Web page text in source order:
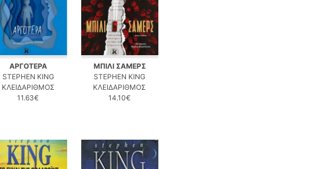
ΑΡΓΟΤΕΡΑ
STEPHEN KING
ΚΛΕΙΔΑΡΙΘΜΟΣ
11.63€
ΜΠΙΛΙ ΣΑΜΕΡΣ
STEPHEN KING
ΚΛΕΙΔΑΡΙΘΜΟΣ
14.10€